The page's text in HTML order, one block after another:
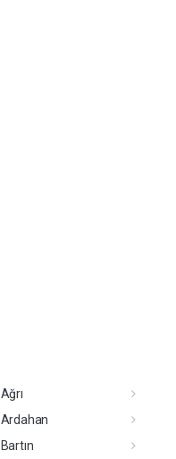
Ağrı
Ardahan
Bartın